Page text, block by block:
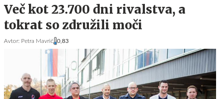
Več kot 23.700 dni rivalstva, a
tokrat so združili moči
Avtor: Petra Mavrič 0,83